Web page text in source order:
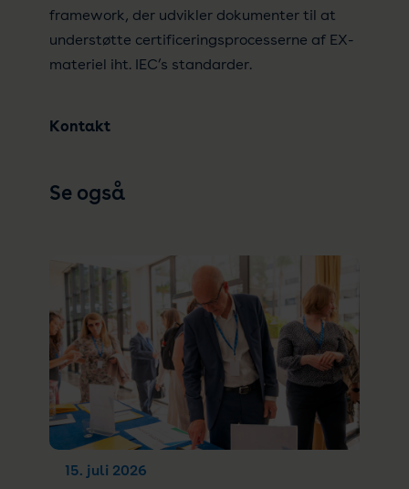
framework, der udvikler dokumenter til at
understøtte certificeringsprocesserne af EX-
materiel iht. IEC’s standarder.
Kontakt
Se også
15. juli 2026